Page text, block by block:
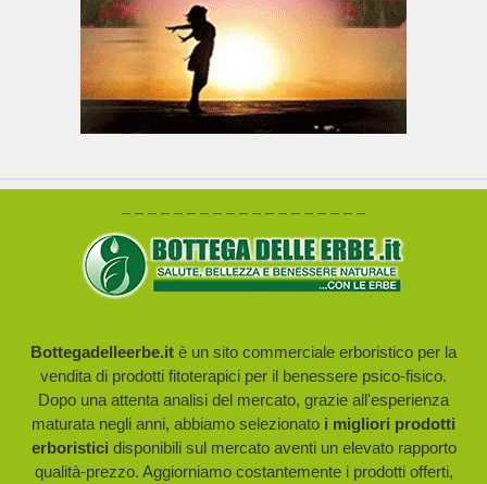
– – – – – – – – – – – – – – – – – – –
Bottegadelleerbe.it è un sito commerciale erboristico per la
vendita di prodotti fitoterapici per il benessere psico-fisico.
Dopo una attenta analisi del mercato, grazie all'esperienza
maturata negli anni, abbiamo selezionato i migliori prodotti
erboristici disponibili sul mercato aventi un elevato rapporto
qualità-prezzo. Aggiorniamo costantemente i prodotti offerti,